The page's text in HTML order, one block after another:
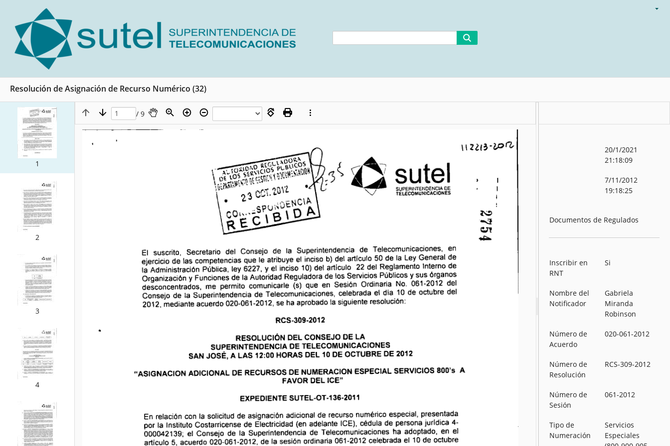
Resolución de Asignación de Recurso Numérico (32)
1
2
3
4
/ 9
20/1/2021
21:18:09
7/11/2012
19:18:25
Documentos de Regulados
Inscribir en
RNT
Si
Nombre del
Notificador
Gabriela
Miranda
Robinson
Número de
Acuerdo
020-061-2012
Número de
Resolución
RCS-309-2012
Número de
Sesión
061-2012
Tipo de
Numeración
Servicios
Especiales